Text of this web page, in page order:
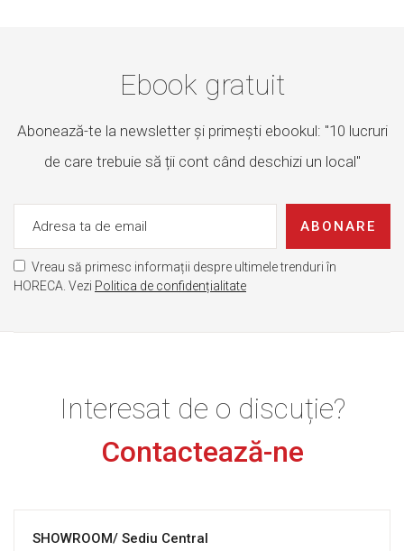
Ebook gratuit
Abonează-te la newsletter și primești ebookul: "10 lucruri
de care trebuie să ții cont când deschizi un local"
ABONARE
Vreau să primesc informații despre ultimele trenduri în
HORECA. Vezi Politica de confidențialitate
Interesat de o discuție?
Contactează-ne
SHOWROOM/ Sediu Central